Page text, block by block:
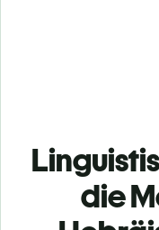
die